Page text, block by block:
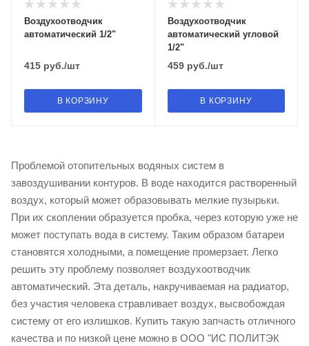
Воздухоотводчик
автоматический 1/2"
415 руб./шт
В КОРЗИНУ
Воздухоотводчик
автоматический угловой
1/2"
459руб./шт
В КОРЗИНУ
Проблемой отопительных водяных систем в
завоздушивании контуров. В воде находится растворенный
воздух, который может образовывать мелкие пузырьки.
При их скоплении образуется пробка, через которую уже не
может поступать вода в систему. Таким образом батареи
становятся холодными, а помещение промерзает. Легко
решить эту проблему позволяет воздухоотводчик
автоматический. Эта деталь, накручиваемая на радиатор,
без участия человека стравливает воздух, высвобождая
систему от его излишков. Купить такую запчасть отличного
качества и по низкой цене можно в ООО "ИС ПОЛИТЭК